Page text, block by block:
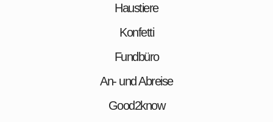
Haustiere
Konfetti
Fundbüro
An- und Abreise
Good2know